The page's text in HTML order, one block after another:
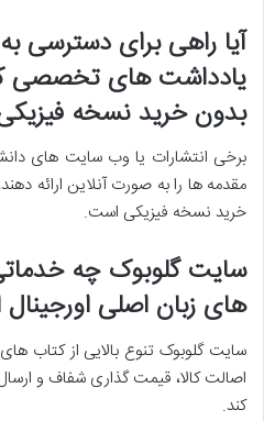
آیا راهی برای دسترسی
یادداشت های تخصصی
بدون خرید نسخه
برخی انتشارات یا وب سایت های
مقدمه ها را به صورت آنلاین ارائه
خرید نسخه فیزیکی است.
سایت گلوبوک چه
های زبان اصلی
سایت گلوبوک تنوع بالایی از کتاب
اصالت کالا، قیمت گذاری شفاف و
کند.